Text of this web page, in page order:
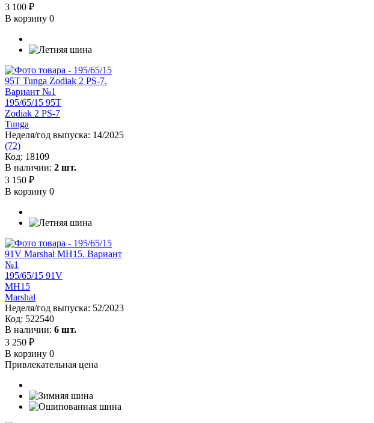
3 100 ₽
В корзину 0
195/65/15 95T
Zodiak 2 PS-7
Tunga
Неделя/год выпуска: 14/2025
(72)
Код: 18109
В наличии: 2 шт.
3 150 ₽
В корзину 0
195/65/15 91V
MH15
Marshal
Неделя/год выпуска: 52/2023
Код: 522540
В наличии: 6 шт.
3 250 ₽
В корзину 0
Привлекательная цена